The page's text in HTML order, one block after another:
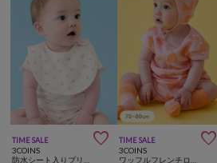
TIME SALE 
3COINS
TIME SALE 
3COINS